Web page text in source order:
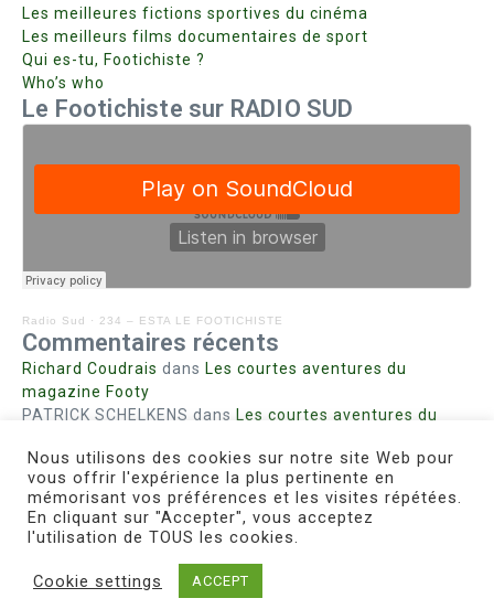
Les meilleures fictions sportives du cinéma
Les meilleurs films documentaires de sport
Qui es-tu, Footichiste ?
Who’s who
Le Footichiste sur RADIO SUD
Radio Sud · 234 – ESTA LE FOOTICHISTE
Commentaires récents
Richard Coudrais dans Les courtes aventures du
magazine Footy
PATRICK SCHELKENS dans Les courtes aventures du
Bohn fabiennedans Intrigues sanglantes à Mulhouse
Steph. RUTA dansLust for Nice
MIRMANDdansPieds agiles et champignons
Copyright © 2026 Le Footichiste | Réalisé par
Nous utilisons des cookies sur notre site Web pour
vous offrir l'expérience la plus pertinente en
mémorisant vos préférences et les visites répétées.
En cliquant sur "Accepter", vous acceptez
l'utilisation de TOUS les cookies.
Cookie settings ACCEPT